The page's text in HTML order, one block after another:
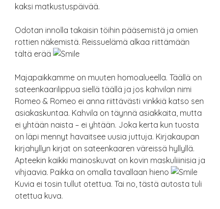
kaksi matkustuspäivää.
Odotan innolla takaisin töihin pääsemistä ja omien
rottien näkemistä. Reissuelämä alkaa riittämään
tältä erää
Majapaikkamme on muuten homoalueella. Täällä on
sateenkaarilippua siellä täällä ja jos kahvilan nimi
Romeo & Romeo ei anna riittävästi vinkkiä katso sen
asiakaskuntaa. Kahvila on täynnä asiakkaita, mutta
ei yhtään naista – ei yhtään. Joka kerta kun tuosta
on läpi mennyt havaitsee uusia juttuja. Kirjakaupan
kirjahyllyn kirjat on sateenkaaren väreissä hyllyllä.
Apteekin kaikki mainoskuvat on kovin maskuliiinisia ja
vihjaavia. Paikka on omalla tavallaan hieno
Kuvia ei tosin tullut otettua. Tai no, tästä autosta tuli
otettua kuva.